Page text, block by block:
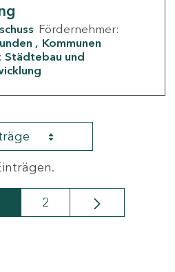
Fördernehmer:
Kommunen
Städtebau und
Seite
2